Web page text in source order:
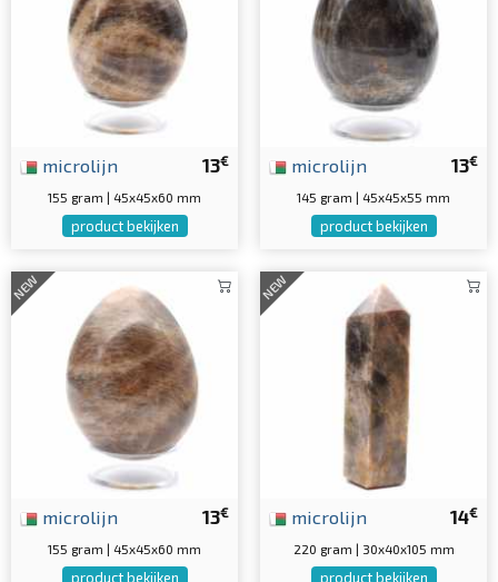
13€
microlijn
155 gram | 45x45x60 mm
product bekijken
13€
microlijn
145 gram | 45x45x55 mm
product bekijken
NEW
13€
microlijn
155 gram | 45x45x60 mm
product bekijken
NEW
14€
microlijn
220 gram | 30x40x105 mm
product bekijken